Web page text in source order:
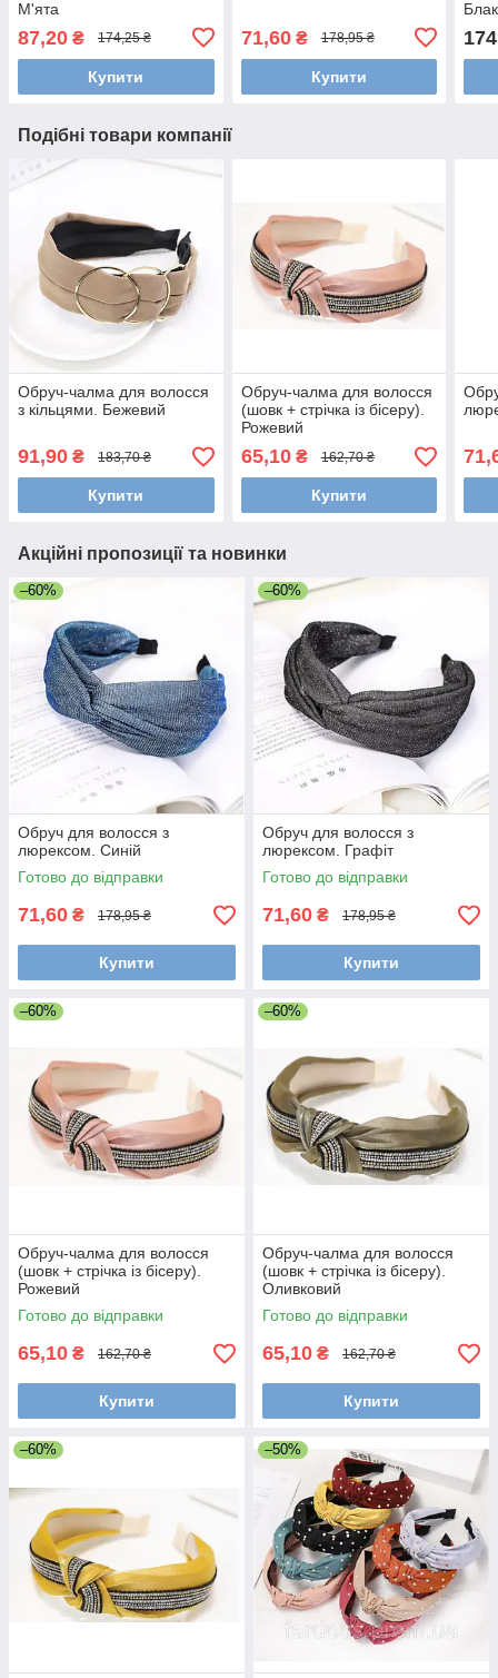
М'ята
87,20 ₴ 174,25 ₴
Купити
71,60₴ 178,95 ₴
Купити
Подібні товари компанії
Обруч-чалма для волосся
з кільцями. Бежевий
91,90 ₴ 183,70 ₴
Купити
Обруч-чалма для волосся
(шовк + стрічка із бісеру).
Рожевий
65,10₴ 162,70 ₴
Купити
Акційні пропозиції та новинки
–60%
Обруч для волосся з
люрексом. Синій
Готово до відправки
71,60 ₴ 178,95 ₴
Купити
–60%
Обруч для волосся з
люрексом. Графіт
Готово до відправки
71,60 ₴ 178,95 ₴
Купити
–60%
Обруч-чалма для волосся
(шовк + стрічка із бісеру).
Рожевий
Готово до відправки
65,10 ₴ 162,70 ₴
Купити
–60%
Обруч-чалма для волосся
(шовк + стрічка із бісеру).
Оливковий
Готово до відправки
65,10 ₴ 162,70 ₴
Купити
–60% –50%